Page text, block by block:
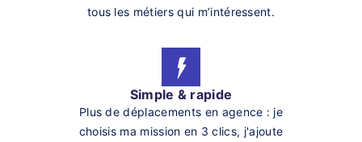
tous les métiers qui m’intéressent.
Simple & rapide
Plus de déplacements en agence : je
choisis ma mission en 3 clics, j'ajoute